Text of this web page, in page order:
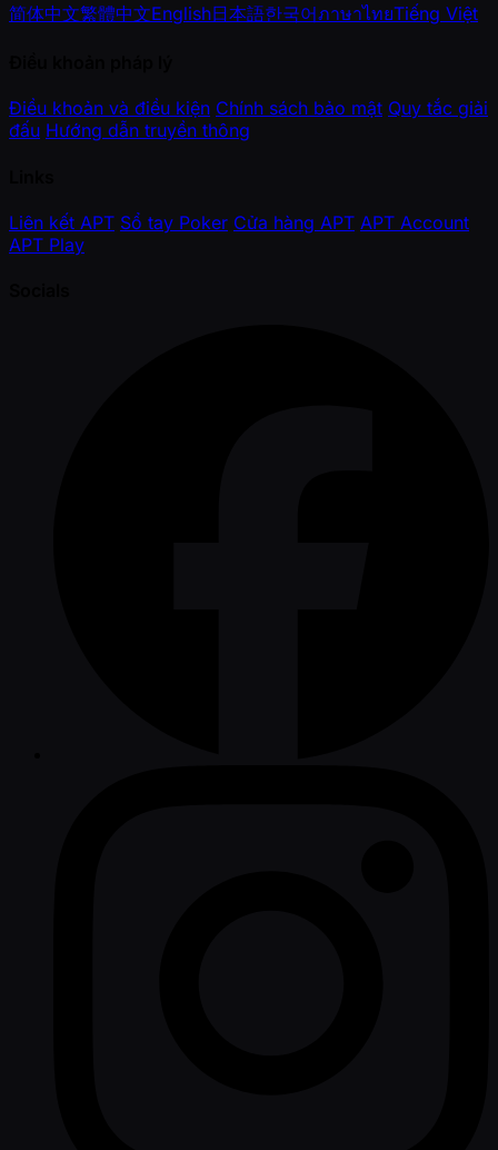
简体中文繁體中文English日本語한국어ภาษาไทยTiếng Việt
Điều khoản và điều kiện Chính sách bảo mật Quy tắc giải
đấu Hướng dẫn truyền thông
Liên kết APT Sổ tay Poker Cửa hàng APT APT Account
APT Play